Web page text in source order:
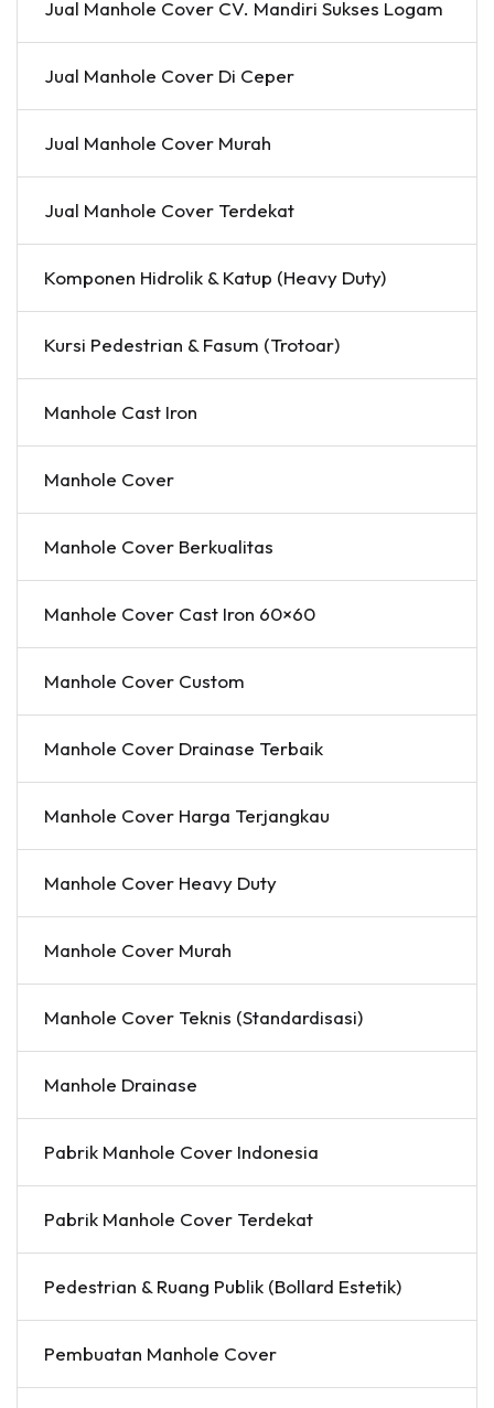
Jual Manhole Cover CV. Mandiri Sukses Logam
Jual Manhole Cover Di Ceper
Jual Manhole Cover Murah
Jual Manhole Cover Terdekat
Komponen Hidrolik & Katup (Heavy Duty)
Kursi Pedestrian & Fasum (Trotoar)
Manhole Cast Iron
Manhole Cover
Manhole Cover Berkualitas
Manhole Cover Cast Iron 60×60
Manhole Cover Custom
Manhole Cover Drainase Terbaik
Manhole Cover Harga Terjangkau
Manhole Cover Heavy Duty
Manhole Cover Murah
Manhole Cover Teknis (Standardisasi)
Manhole Drainase
Pabrik Manhole Cover Indonesia
Pabrik Manhole Cover Terdekat
Pedestrian & Ruang Publik (Bollard Estetik)
Pembuatan Manhole Cover